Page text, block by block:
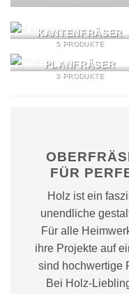
KANTENFRÄSER
5 PRODUKTE
PLANFRÄSER
3 PRODUKTE
FÜR
Holz ist ein
unendliche
Für alle
ihre Projekte auf
sind hochwertige
Bei Holz-